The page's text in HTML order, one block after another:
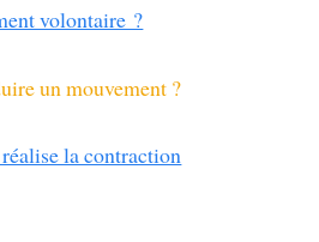
volontaire ?
un mouvement ?
la contraction